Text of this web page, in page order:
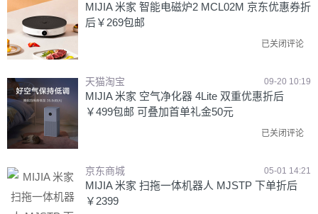
MIJIA 米家 智能电磁炉2 MCL02M 京东优惠券折
后￥269包邮
已关闭评论
天猫淘宝 09-20 10:19
MIJIA 米家 空气净化器 4Lite 双重优惠折后
￥499包邮 可叠加首单礼金50元
已关闭评论
京东商城 05-01 14:21
MIJIA 米家 扫拖一体机器人 MJSTP 下单折后
￥2399